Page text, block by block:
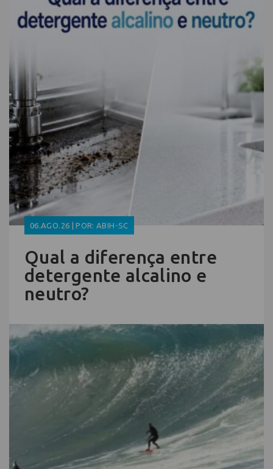
06.AGO.26 | POR: ABIH-SC
Qual a diferença entre
detergente alcalino e
neutro?